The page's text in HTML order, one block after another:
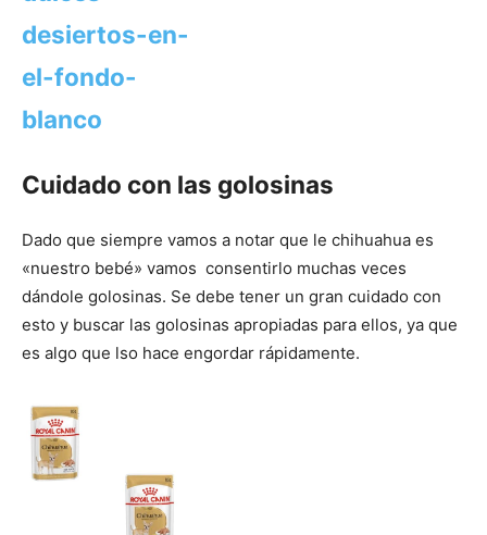
Cuidado con las golosinas
Dado que siempre vamos a notar que le chihuahua es
«nuestro bebé» vamos consentirlo muchas veces
dándole golosinas. Se debe tener un gran cuidado con
esto y buscar las golosinas apropiadas para ellos, ya que
es algo que lso hace engordar rápidamente.